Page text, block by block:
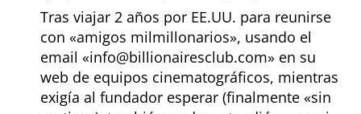
Tras viajar 2 años por EE.UU. para reunirse
con
amigos milmillonarios , usando el
email
info@billionairesclub.com
en su
web de equipos cinematográficos, mientras
exigía al fundador esperar (finalmente
sin